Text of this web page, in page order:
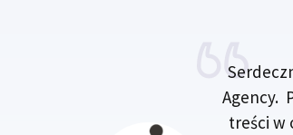
Agency.
treści w